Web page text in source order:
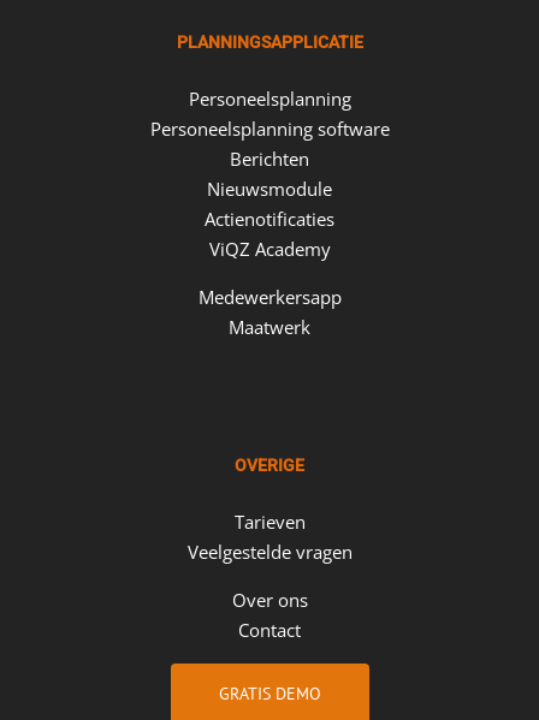
PLANNINGSAPPLICATIE
Personeelsplanning
Personeelsplanning software
Berichten
Nieuwsmodule
Actienotificaties
ViQZ Academy
Medewerkersapp
Maatwerk
OVERIGE
Tarieven
Veelgestelde vragen
Over ons
Contact
GRATIS DEMO